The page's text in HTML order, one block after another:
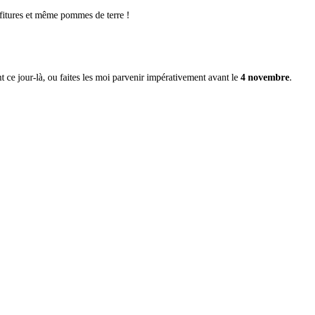
et même pommes de terre !
ce jour-là, ou faites les moi parvenir impérativement avant le 4 novembre.